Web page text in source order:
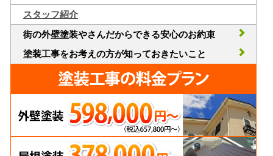
スタッフ紹介
街の外壁塗装やさんだからできる安心のお約束
塗装工事をお考えの方が知っておきたいこと